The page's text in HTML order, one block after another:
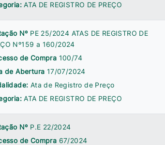
ATA DE REGISTRO DE PREÇO
Nº PE 25/2024 ATAS DE REGISTRO DE
Nº159 a 160/2024
de Compra 100/74
de Abertura 17/07/2024
Ata de Registro de Preço
ATA DE REGISTRO DE PREÇO
Nº P.E 22/2024
de Compra 67/2024